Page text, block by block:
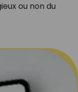
ou non du